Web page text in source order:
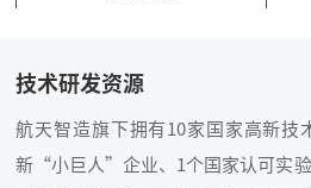
技术研发资源
航天智造旗下拥有10家国家高新技
新“小巨人”企业、1个国家认可实